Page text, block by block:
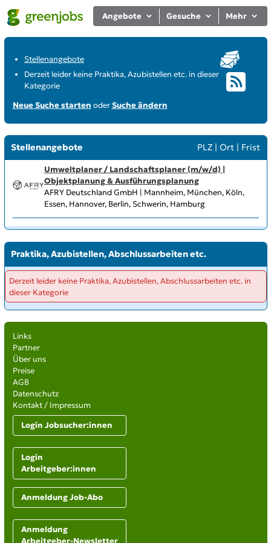
Angebote Gesuche Mehr
Stellenangebote
Derzeit leider keine Praktika, Azubistellen etc. in dieser
Kategorie
Neue Suche starten oderSuche ändern
Stellenangebote PLZ |Ort Frist
Umweltplaner / Landschaftsplaner (m/w/d) |
Objektplanung & Ausführungsplanung
AFRY Deutschland GmbH | Mannheim, München, Köln,
Essen, Hannover, Berlin, Schwerin, Hamburg
Praktika, Azubistellen, Abschlussarbeiten etc.
Derzeit leider keine Praktika, Azubistellen, Abschlussarbeiten etc. in
dieser Kategorie
Links
Partner
Über uns
Preise
AGB
Datenschutz
Kontakt / Impressum
Login Jobsucher:innen
Login
Arbeitgeber:innen
Anmeldung Job-Abo
Anmeldung